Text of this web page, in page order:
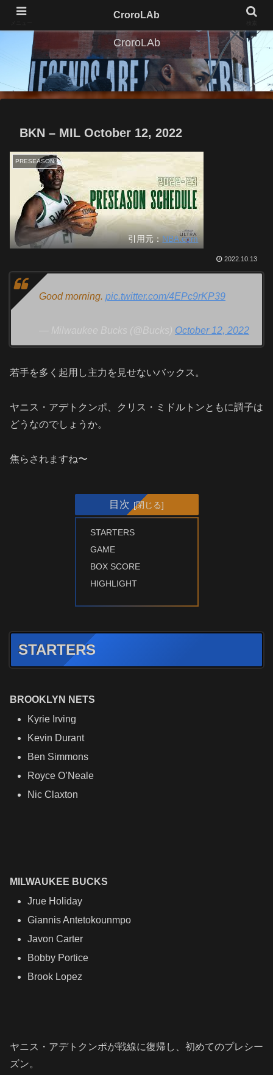
CroroLAb
BKN – MIL October 12, 2022
PRESEASON
引用元： NBA.com
2022.10.13
Good morning. pic.twitter.com/4EPc9rKP39
— Milwaukee Bucks (@Bucks) October 12, 2022
若手を多く起用し主力を見せないバックス。
ヤニス・アデトクンポ、クリス・ミドルトンともに調子は
どうなのでしょうか。
焦らされますね〜
目次
STARTERS
GAME
BOX SCORE
HIGHLIGHT
STARTERS
BROOKLYN NETS
Kyrie Irving
Kevin Durant
Ben Simmons
Royce O’Neale
Nic Claxton
MILWAUKEE BUCKS
Jrue Holiday
Giannis Antetokounmpo
Javon Carter
Bobby Portice
Brook Lopez
ヤニス・アデトクンポが戦線に復帰し、初めてのプレシー
ズン。
CroroLAb